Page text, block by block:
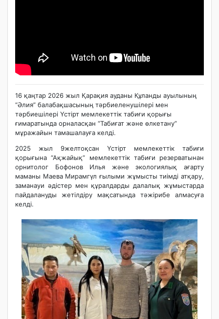
16 қаңтар 2026 жыл Қарақия ауданы Құланды ауылының
“Әлия” балабақшасының тәрбиеленушілері мен
тәрбиешілері Үстірт мемлекеттік табиғи қорығы
ғимаратында орналасқан “Табиғат және өлкетану”
мұражайын тамашалауға келді.
2025 жыл 9желтоқсан Үстірт мемлекеттік табиғи
қорығына “Ақжайық” мемлекеттік табиғи резерватынан
орнитолог Бофонов Илья және экологиялық ағарту
маманы Маева Мирамгүл ғылыми жұмысты тиімді атқару,
заманауи әдістер мен құралдарды далалық жұмыстарда
пайдалануды жетілдіру мақсатында тәжірибе алмасуға
келді.